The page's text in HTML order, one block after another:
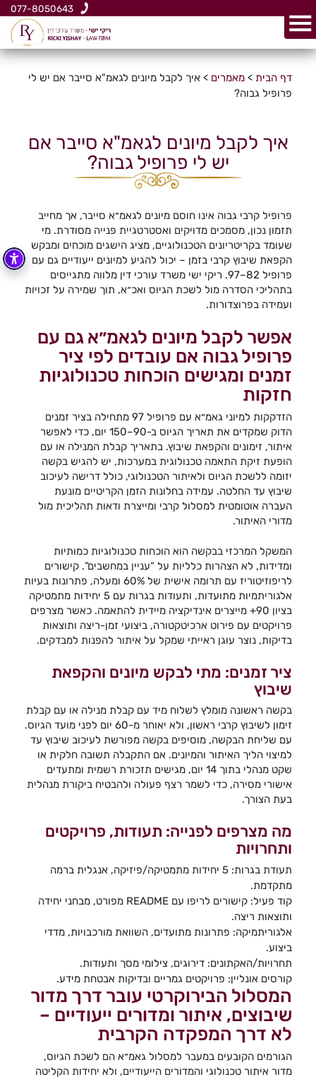
077-8050643
דף הבית> מאמרים > איך לקבל מיונים לגאמ"א סייבר אם יש לי
פרופיל גבוה?
איך לקבל מיונים לגאמ"א סייבר אם
יש לי פרופיל גבוה?
פרופיל קרבי גבוה אינו חוסם מיונים לגאמ״א סייבר, אך מחייב
תזמון נכון, מסמכים מדויקים ואסטרטגיית פנייה מסודרת. מי
שעומד בקריטריונים הטכנולוגיים, מציג הישגים מוכחים ומבקש
הקפאת שיבוץ קרבי בזמן – יכול להגיע למיונים ייעודיים גם עם
פרופיל 82–97. ריקי ישי משרד עורכי דין מלווה מתגייסים
בתהליכי הסדרה מול לשכת הגיוס ואכ״א, תוך שמירה על זכויות
ועמידה בפרוצדורות.
אפשר לקבל מיונים לגאמ״א גם עם
פרופיל גבוה אם עובדים לפי ציר
זמנים ומגישים הוכחות טכנולוגיות
חזקות
הזדקקות למיוני גאמ״א עם פרופיל 97 מתחילה בציר זמנים
הדוק שמקדים את תאריך הגיוס ב-90–150 יום, כדי לאפשר
איתור, זימונים והקפאת שיבוץ. בתאריך קבלת המנילה או עם
הופעת זיקת התאמה טכנולוגית במערכות, יש להגיש בקשה
יזומה ללשכת הגיוס ולאיתור הטכנולוגי, כולל דרישה לעיכוב
שיבוץ עד החלטה. עמידה בחלונות הזמן הקריטיים מונעת
העברה אוטומטית למסלול קרבי ומייצרת ודאות תהליכית מול
מדורי האיתור.
המשקל המרכזי בבקשה הוא הוכחות טכנולוגיות כמותיות
ומדידות, לא הצהרות כלליות על “עניין במחשבים”. קישורים
לריפוזיטוריז עם תרומה אישית של 60% ומעלה, פתרונות בעיות
אלגוריתמיות מתועדות, ותעודות בגרות עם 5 יחידות מתמטיקה
בציון 90+ מייצרים אינדיקציה מיידית להתאמה. כאשר מצרפים
פרויקטים עם פירוט ארכיטקטורה, ביצועי זמן-ריצה ותוצאות
בדיקות, נוצר עוגן ראייתי שמקל על איתור להפנות למבדקים.
ציר זמנים: מתי לבקש מיונים והקפאת
שיבוץ
בקשה ראשונה מומלץ לשלוח מיד עם קבלת מנילה או עם קבלת
זימון לשיבוץ קרבי ראשון, ולא יאוחר מ-60 יום לפני מועד הגיוס.
עם שליחת הבקשה, מוסיפים בקשה מפורשת לעיכוב שיבוץ עד
למיצוי הליך האיתור והמיונים. אם התקבלה תשובה חלקית או
שקט מנהלי בתוך 14 יום, מגישים תזכורת רשמית ומתעדים
אישורי מסירה, כדי לשמר רצף פעולה ולהבטיח ביקורת מנהלית
בעת הצורך.
מה מצרפים לפנייה: תעודות, פרויקטים
ותחרויות
תעודת בגרות: 5 יחידות מתמטיקה/פיזיקה, אנגלית ברמה
מתקדמת.
קוד פעיל: קישורים לריפו עם README מפורט, מבחני יחידה
ותוצאות ריצה.
אלגוריתמיקה: פתרונות מתועדים, השוואת מורכבויות, מדדי
ביצוע.
תחרויות/האקתונים: דירוגים, צילומי מסך ותעודות.
קורסים אונליין: פרויקטים גמריים ובדיקות אבטחת מידע.
המסלול הבירוקרטי עובר דרך מדור
שיבוצים, איתור ומדורים ייעודיים –
לא דרך המפקדה הקרבית
הגורמים הקובעים במעבר למסלול גאמ״א הם לשכת הגיוס,
מדור איתור טכנולוגי והמדורים הייעודיים, ולא יחידות הקליטה